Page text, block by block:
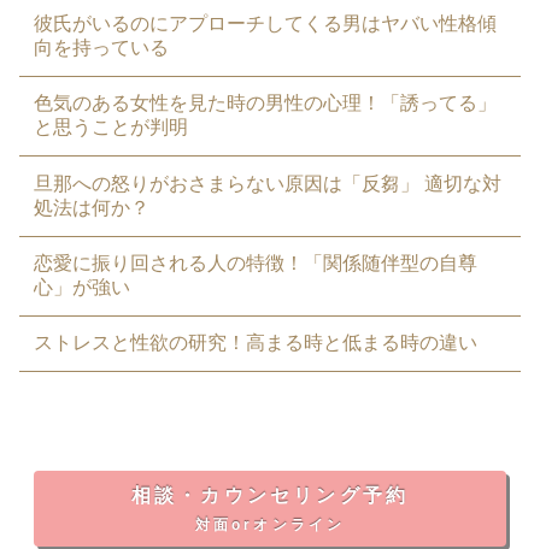
彼氏がいるのにアプローチしてくる男はヤバい性格傾
向を持っている
色気のある女性を見た時の男性の心理！「誘ってる」
と思うことが判明
旦那への怒りがおさまらない原因は「反芻」 適切な対
処法は何か？
恋愛に振り回される人の特徴！「関係随伴型の自尊
心」が強い
ストレスと性欲の研究！高まる時と低まる時の違い
相談・カウンセリング予約
対面orオンライン